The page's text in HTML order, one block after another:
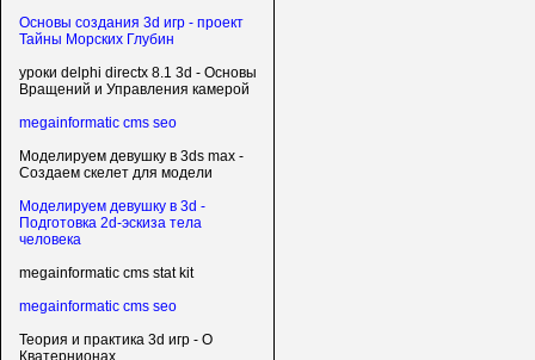
Основы создания 3d игр - проект
Тайны Морских Глубин
уроки delphi directx 8.1 3d - Основы
Вращений и Управления камерой
megainformatic cms seo
Моделируем девушку в 3ds max -
Создаем скелет для модели
Моделируем девушку в 3d -
Подготовка 2d-эскиза тела
человека
megainformatic cms stat kit
megainformatic cms seo
Теория и практика 3d игр - О
Кватернионах